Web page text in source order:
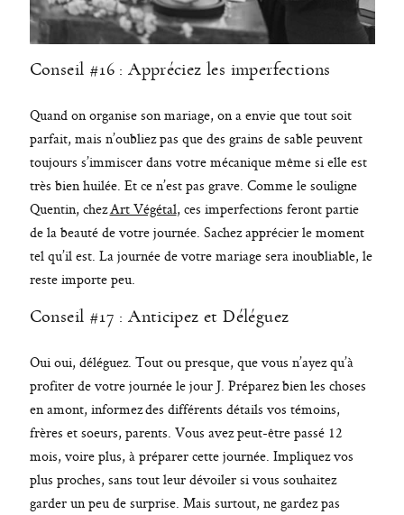
Conseil #16 : Appréciez les imperfections
Quand on organise son mariage, on a envie que tout soit
parfait, mais n’oubliez pas que des grains de sable peuvent
toujours s’immiscer dans votre mécanique même si elle est
très bien huilée. Et ce n’est pas grave. Comme le souligne
Quentin, chezArt Végétal, ces imperfections feront partie
de la beauté de votre journée. Sachez apprécier le moment
tel qu’il est. La journée de votre mariage sera inoubliable, le
reste importe peu.
Conseil #17 : Anticipez et Déléguez
Oui oui, déléguez. Tout ou presque, que vous n’ayez qu’à
profiter de votre journée le jour J. Préparez bien les choses
en amont, informez des différents détails vos témoins,
frères et soeurs, parents. Vous avez peut-être passé 12
mois, voire plus, à préparer cette journée. Impliquez vos
plus proches, sans tout leur dévoiler si vous souhaitez
garder un peu de surprise. Mais surtout, ne gardez pas